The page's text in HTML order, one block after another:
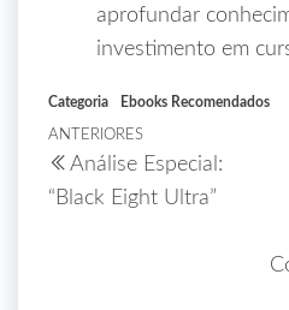
aprofundar
investimento em
Categoria Ebooks Recomendados
ANTERIORES
Análise Especial:
“Black Eight Ultra”